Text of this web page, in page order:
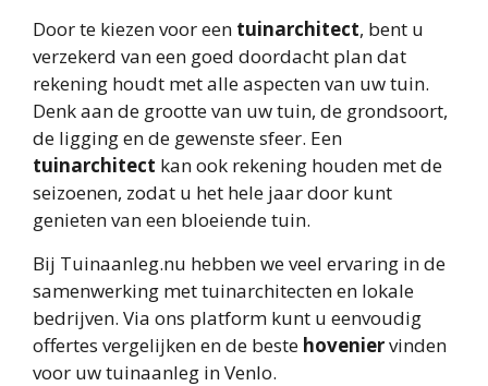
Door te kiezen voor een tuinarchitect, bent u
verzekerd van een goed doordacht plan dat
rekening houdt met alle aspecten van uw tuin.
Denk aan de grootte van uw tuin, de grondsoort,
de ligging en de gewenste sfeer. Een
tuinarchitect kan ook rekening houden met de
seizoenen, zodat u het hele jaar door kunt
genieten van een bloeiende tuin.
Bij Tuinaanleg.nu hebben we veel ervaring in de
samenwerking met tuinarchitecten en lokale
bedrijven. Via ons platform kunt u eenvoudig
offertes vergelijken en de beste hoveniervinden
voor uw tuinaanleg in Venlo.